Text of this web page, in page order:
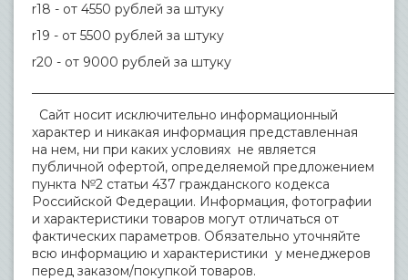
r18 - от 4550 рублей за штуку
r19 - от 5500 рублей за штуку
r20 - от 9000 рублей за штуку
Сайт носит исключительно информационный
характер и никакая информация представленная
на нем, ни при каких условиях не является
публичной офертой, определяемой предложением
пункта №2 статьи 437 гражданского кодекса
Российской Федерации. Информация, фотографии
и характеристики товаров могут отличаться от
фактических параметров. Обязательно уточняйте
всю информацию и характеристики у менеджеров
перед заказом/покупкой товаров.